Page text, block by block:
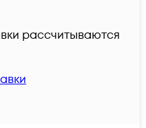
рассчитываются